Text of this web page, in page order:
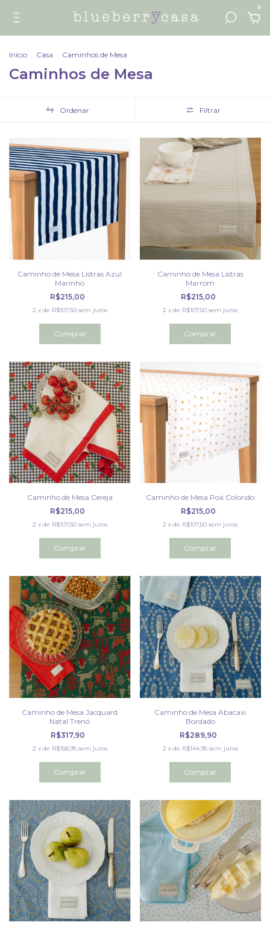
0
Início . Casa . Caminhos de Mesa
Caminhos de Mesa
Ordenar Filtrar
Caminho de Mesa Listras Azul
Marinho
R$215,00
2 x de R$107,50 sem juros
Caminho de Mesa Listras
Marrom
R$215,00
2 xde R$107,50 sem juros
Caminho de Mesa Cereja
R$215,00
2 x de R$107,50 sem juros
Caminho de Mesa Poá Colorido
R$215,00
2 xde R$107,50 sem juros
Caminho de Mesa Jacquard
Natal Trenó
R$317,90
2 x de R$158,95 sem juros
Caminho de Mesa Abacaxi
Bordado
R$289,90
2 x de R$144,95 sem juros